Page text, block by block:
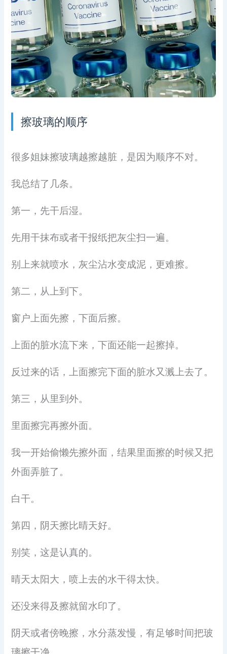
擦玻璃的顺序
很多姐妹擦玻璃越擦越脏，是因为顺序不对。
我总结了几条。
第一，先干后湿。
先用干抹布或者干报纸把灰尘扫一遍。
别上来就喷水，灰尘沾水变成泥，更难擦。
第二，从上到下。
窗户上面先擦，下面后擦。
上面的脏水流下来，下面还能一起擦掉。
反过来的话，上面擦完下面的脏水又溅上去了。
第三，从里到外。
里面擦完再擦外面。
我一开始偷懒先擦外面，结果里面擦的时候又把
外面弄脏了。
白干。
第四，阴天擦比晴天好。
别笑，这是认真的。
晴天太阳大，喷上去的水干得太快。
还没来得及擦就留水印了。
阴天或者傍晚擦，水分蒸发慢，有足够时间把玻